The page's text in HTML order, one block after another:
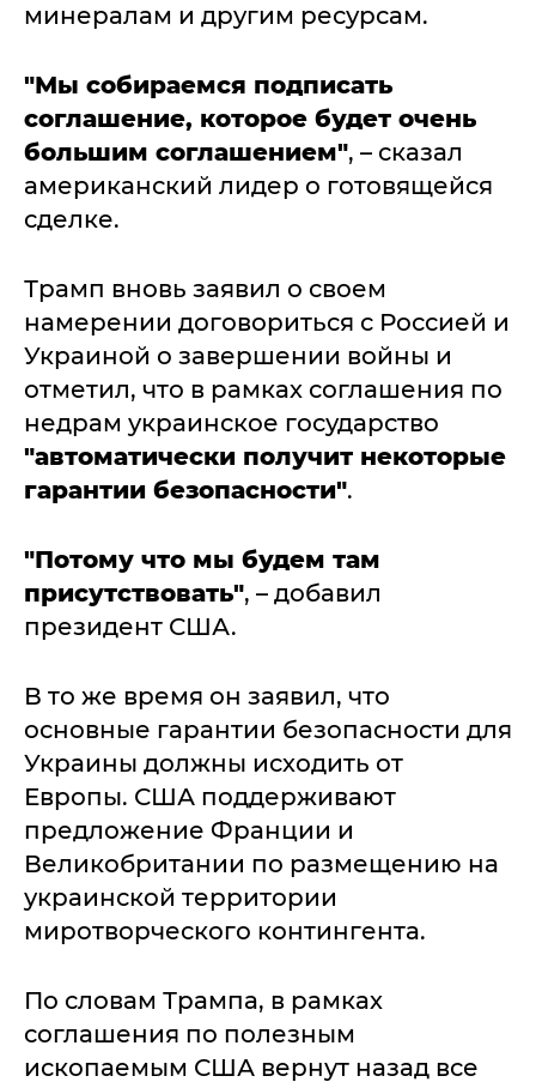
минералам и другим ресурсам.
"Мы собираемся подписать
соглашение, которое будет очень
большим соглашением", – сказал
американский лидер о готовящейся
сделке.
Трамп вновь заявил о своем
намерении договориться с Россией и
Украиной о завершении войны и
отметил, что в рамках соглашения по
недрам украинское государство
"автоматически получит некоторые
гарантии безопасности".
"Потому что мы будем там
присутствовать", – добавил
президент США.
В то же время он заявил, что
основные гарантии безопасности для
Украины должны исходить от
Европы. США поддерживают
предложение Франции и
Великобритании по размещению на
украинской территории
миротворческого контингента.
По словам Трампа, в рамках
соглашения по полезным
ископаемым США вернут назад все